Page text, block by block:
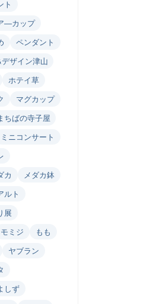
ト
―カップ
ペンダント
ザイン津山
ホテイ草
マグカップ
ちばの寺子屋
ミニコンサート
カ
メダカ鉢
ルト
展
モミジ
もも
ヤブラン
しず